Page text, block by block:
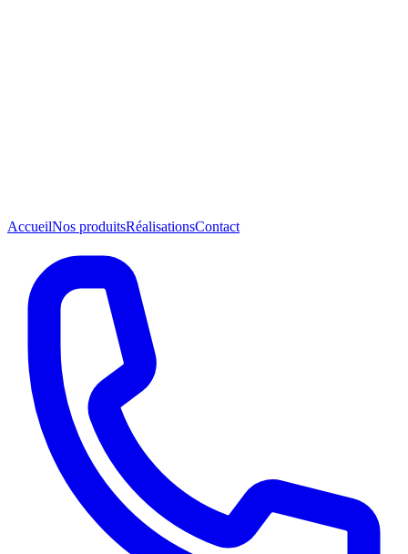
AccueilNos produitsRéalisationsContact